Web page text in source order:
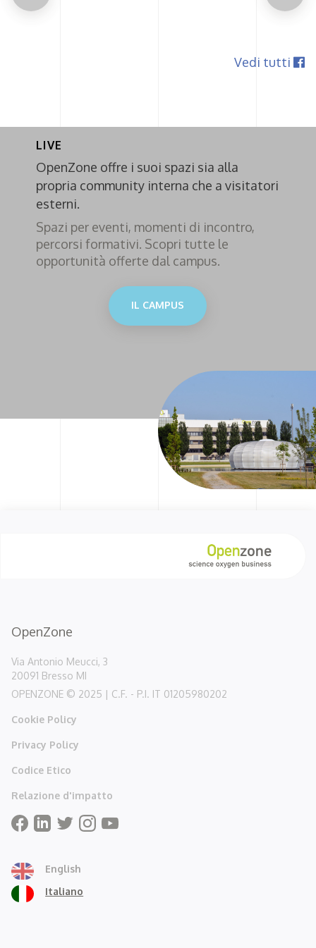
Vedi tutti
LIVE
OpenZone offre i suoi spazi sia alla
propria community interna che a visitatori
esterni.
Spazi per eventi, momenti di incontro,
percorsi formativi. Scopri tutte le
opportunità offerte dal campus.
IL CAMPUS
OpenZone
Via Antonio Meucci, 3
20091 Bresso MI
OPENZONE © 2025 | C.F. - P.I. IT 01205980202
Cookie Policy
Privacy Policy
Codice Etico
Relazione d'impatto
English
Italiano